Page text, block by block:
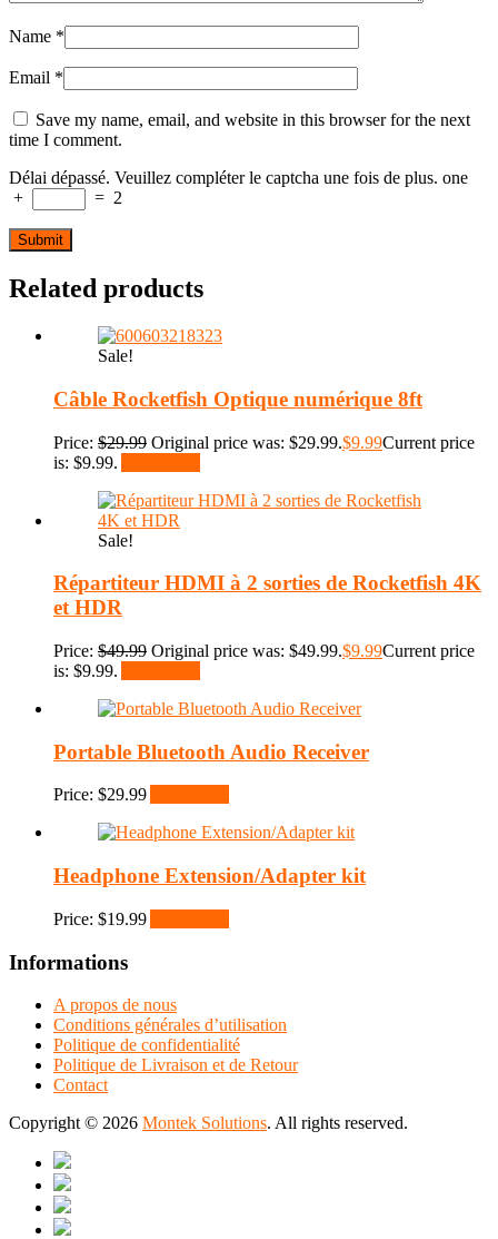
Name *
Email *
Save my name, email, and website in this browser for the next
time I comment.
Délai dépassé. Veuillez compléter le captcha une fois de plus. one
+
= 2
Related products
Sale!
Câble Rocketfish Optique numérique 8ft
Price: $29.99 Original price was: $29.99.$9.99Current price
is: $9.99.
Sale!
Répartiteur HDMI à 2 sorties de Rocketfish 4K
et HDR
Price: $49.99 Original price was: $49.99.$9.99Current price
is: $9.99.
Portable Bluetooth Audio Receiver
Price: $29.99
Headphone Extension/Adapter kit
Price: $19.99
Informations
A propos de nous
Conditions générales d’utilisation
Politique de confidentialité
Politique de Livraison et de Retour
Contact
Copyright © 2026 Montek Solutions. All rights reserved.